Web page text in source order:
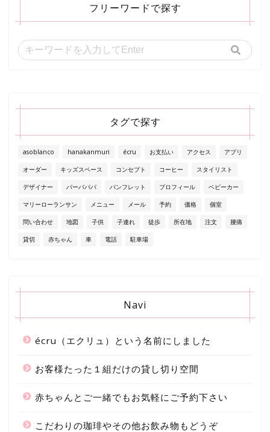
フリーワードで探す
タグで探す
asoblanco hanakanmuri écru お支払い アクセス アプリ
オーダー キッズスペース コンセプト コーヒー スタイリスト
デザイナー バーバパパ パンフレット プロフィール ベビーカー
マリーローランサン メニュー メール 予約 価格 個室
問い合わせ 地図 子供 子連れ 徒歩 所在地 注文 腰痛
貸切 赤ちゃん 車 電話 駐車場
Navi
écru（エクリュ）という名前にしました
お客様たった１組だけの貸し切り空間
赤ちゃんとご一緒でもお気軽にご予約下さい
こだわりの珈琲やその他お飲み物もどうぞ